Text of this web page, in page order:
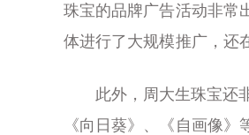
珠宝的品牌广告活动非常
体进行了大规模推广，还
此外，周大生珠宝还非
《向日葵》、《自画像